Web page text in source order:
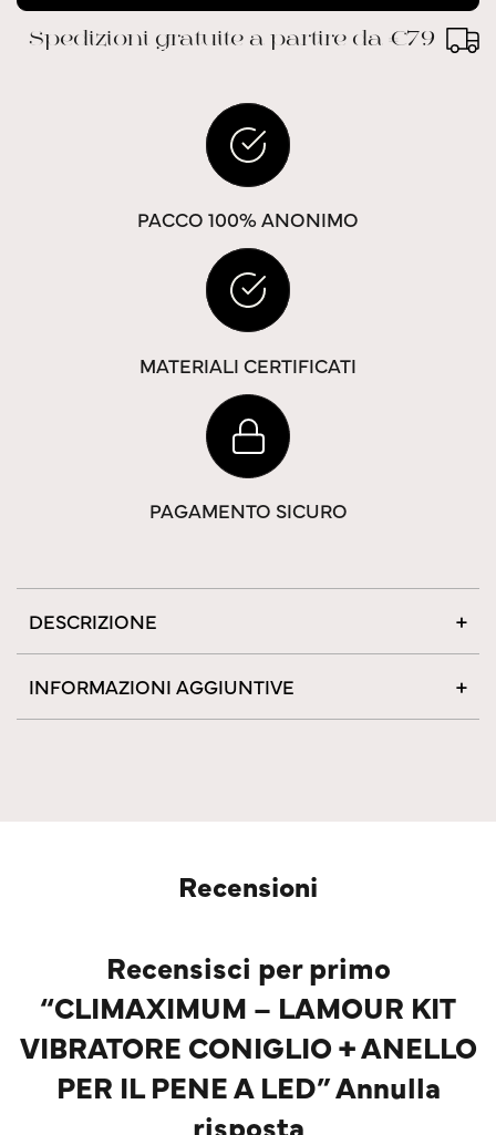
Spedizioni gratuite a partire da €79
PACCO 100% ANONIMO
MATERIALI CERTIFICATI
PAGAMENTO SICURO
DESCRIZIONE
INFORMAZIONI AGGIUNTIVE
Recensioni
Recensisci per primo
“CLIMAXIMUM – LAMOUR KIT
VIBRATORE CONIGLIO + ANELLO
PER IL PENE A LED” Annulla
risposta